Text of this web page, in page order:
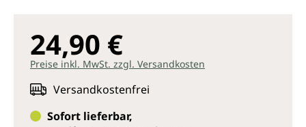
Bringen Sie Ihr reproduktives System wieder ins
Gleichgewicht und bereiten Sie Ihren Körper
ganzheitlich auf eine Schwangerschaft vor. Die
Fruchtbarkeit wirksam verbessern können – mit und
ohne professionelle Hilfe. Von Monatszyklus,
Hormonsystem, Lutealphasendefekt, PCOS,
24,90 €
Preise inkl. MwSt. zzgl. Versandkosten
Versandkostenfrei
Sofort lieferbar,